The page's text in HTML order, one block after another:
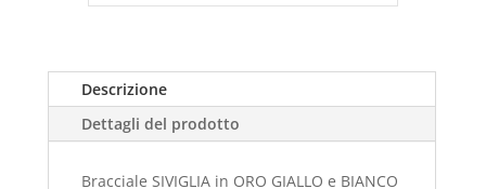
Descrizione
Dettagli del prodotto
Bracciale SIVIGLIA in ORO GIALLO e BIANCO